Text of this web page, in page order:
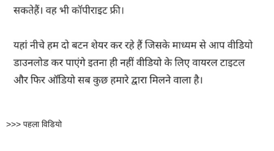
>>> पहला विडियो